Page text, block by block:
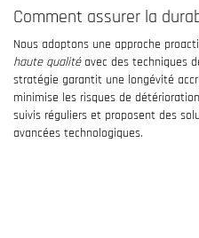
Comment assurer la
Nous adoptons une approche
haute qualitéavec des techniques
stratégie garantit une longévité
minimise les risques de
suivis réguliers et proposent des
avancées technologiques.